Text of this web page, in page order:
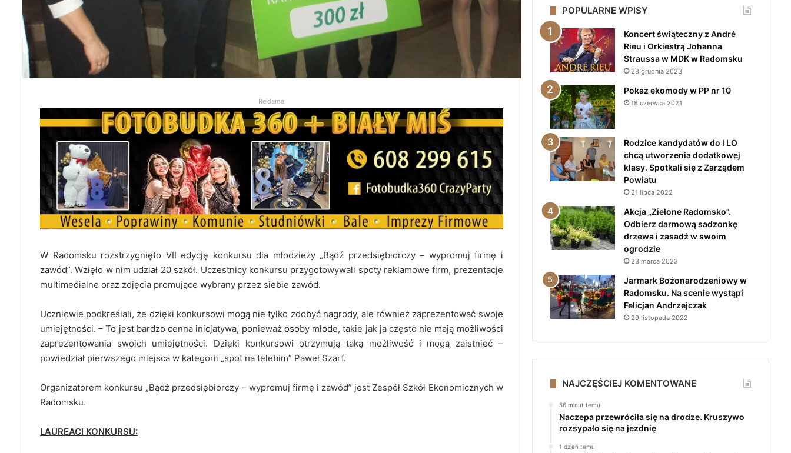
Reklama
W Radomsku rozstrzygnięto VII edycję konkursu dla młodzieży „Bądź przedsiębiorczy – wypromuj firmę i
zawód”. Wzięło w nim udział 20 szkół. Uczestnicy konkursu przygotowywali spoty reklamowe firm, prezentacje
multimedialne oraz zdjęcia promujące wybrany przez siebie zawód.
Uczniowie podkreślali, że dzięki konkursowi mogą nie tylko zdobyć nagrody, ale również zaprezentować swoje
umiejętności. – To jest bardzo cenna inicjatywa, ponieważ osoby młode, takie jak ja często nie mają możliwości
zaprezentowania swoich umiejętności. Dzięki konkursowi otrzymują taką możliwość i mogą zaistnieć –
powiedział pierwszego miejsca w kategorii „spot na telebim” Paweł Szarf.
Organizatorem konkursu „Bądź przedsiębiorczy – wypromuj firmę i zawód” jest Zespół Szkół Ekonomicznych w
Radomsku.
LAUREACI KONKURSU:
POPULARNE WPISY
Koncert świąteczny z André
Rieu i Orkiestrą Johanna
Straussa w MDK w Radomsku
28 grudnia 2023
Pokaz ekomody w PP nr 10
18 czerwca 2021
Rodzice kandydatów do I LO
chcą utworzenia dodatkowej
klasy. Spotkali się z Zarządem
Powiatu
21 lipca 2022
Akcja „Zielone Radomsko”.
Odbierz darmową sadzonkę
drzewa i zasadź w swoim
ogrodzie
23 marca 2023
Jarmark Bożonarodzeniowy w
Radomsku. Na scenie wystąpi
Felicjan Andrzejczak
29 listopada 2022
NAJCZĘŚCIEJ KOMENTOWANE
56 minut temu
Naczepa przewróciła się na drodze. Kruszywo
rozsypało się na jezdnię
1 dzień temu